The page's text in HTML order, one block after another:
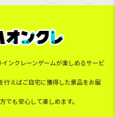
ンクレーンゲームが楽しめるサービ
えばご自宅に獲得した景品をお届
でも安心して楽しめます。